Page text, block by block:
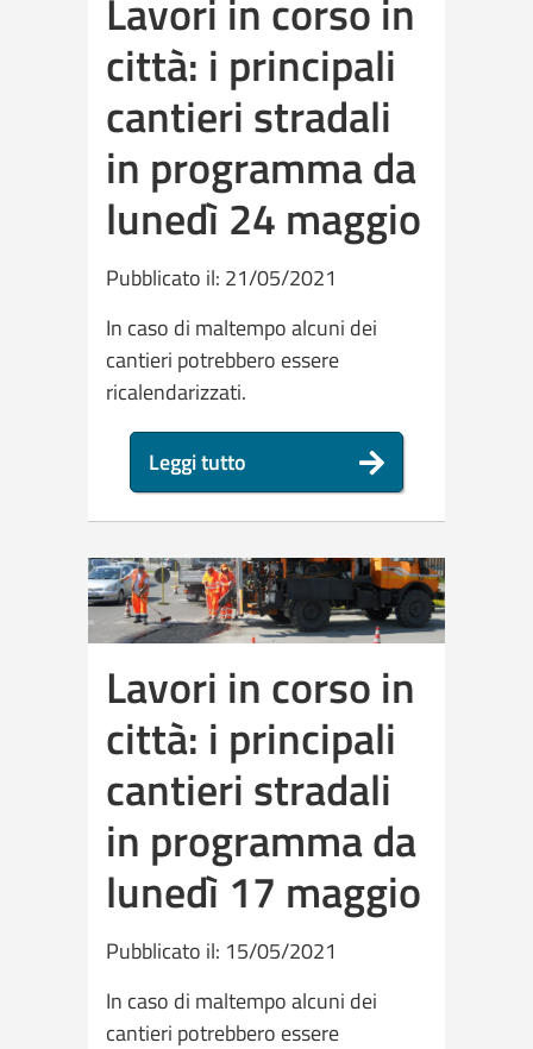
Lavori in corso in
città: i principali
cantieri stradali
in programma da
lunedì 24 maggio
Pubblicato il: 21/05/2021
In caso di maltempo alcuni dei
cantieri potrebbero essere
ricalendarizzati.
Leggi tutto
Lavori in corso in
città: i principali
cantieri stradali
in programma da
lunedì 17 maggio
Pubblicato il: 15/05/2021
In caso di maltempo alcuni dei
cantieri potrebbero essere